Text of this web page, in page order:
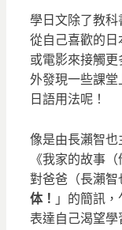
學日文除了教
從自己喜歡的
或電影來接觸
外發現一些課
日語用法呢！
像是由長瀨智
《我家的故事
對爸爸（長瀨
体！ 」的簡訊
表達自己渴望學